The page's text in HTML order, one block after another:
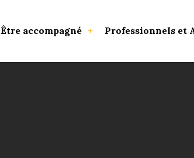
Être accompagné Professionnels et